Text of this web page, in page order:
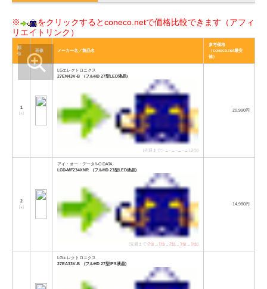
※
をクリックするとconeco.netで価格比較できます（アフィ
リエイトリンク）
順
位
画像 メーカー名／製品名
参考価格
（coneco.net最安
値）
1
[↑]
LGエレクトロニクス
27EN43V-B (フルHD 27型LED液晶)
[先週まで:−→−→−→−→13位]
20,990円
2
[↓]
アイ・オー・データ/I-O DATA
LCD-MF234XNR (フルHD 23型LED液晶)
[先週まで:2位 →1位 →2位 →1位 →1位]
14,980円
LGエレクトロニクス
27EA33V-B (フルHD 27型IPS液晶)